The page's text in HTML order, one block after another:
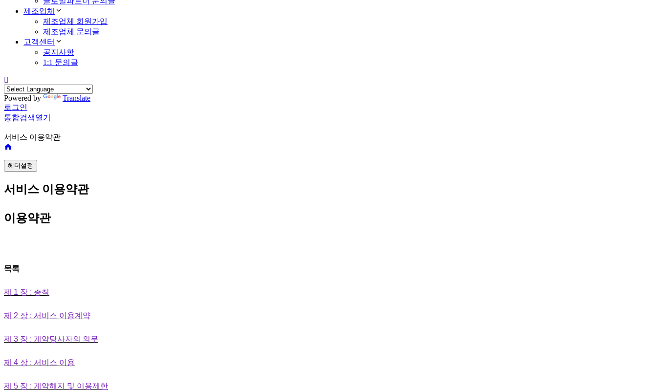
제조업체
제조업체 회원가입
제조업체 문의글
고객센터
공지사항
1:1 문의글
Powered by
Translate
로그인
통합검색열기
서비스 이용약관
헤더설정
서비스 이용약관
이용약관
목록
제 1 장 : 총칙
제 2 장 : 서비스 이용계약
제 3 장 : 계약당사자의 의무
제 4 장 : 서비스 이용
제 5 장 : 계약해지 및 이용제한